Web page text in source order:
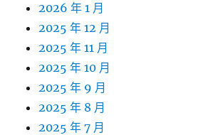
2026 年 1 月
2025 年 12 月
2025 年 11 月
2025 年 10 月
2025 年 9 月
2025 年 8 月
2025 年 7 月